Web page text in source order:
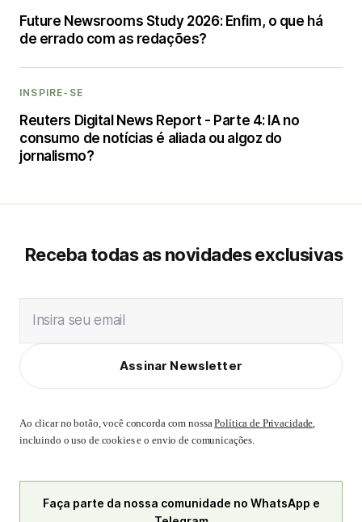
Future Newsrooms Study 2026: Enfim, o que há
de errado com as redações?
INSPIRE-SE
Reuters Digital News Report - Parte 4: IA no
consumo de notícias é aliada ou algoz do
jornalismo?
Receba todas as novidades exclusivas
Insira seu email
Assinar Newsletter
Ao clicar no botão, você concorda com nossaPolítica de Privacidade,
incluindo o uso de cookies e o envio de comunicações.
Faça parte da nossa comunidade no WhatsApp e